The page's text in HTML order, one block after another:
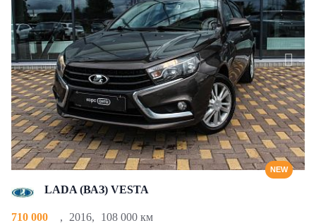
NEW
LADA (ВАЗ) VESTA
710 000 , 2016, 108 000 км